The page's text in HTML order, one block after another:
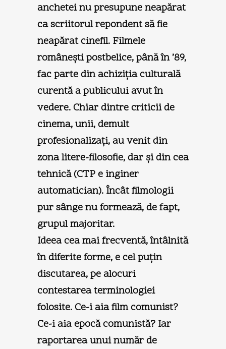
anchetei nu presupune neapărat
ca scriitorul repondent să fie
neapărat cinefil. Filmele
româneşti postbelice, până în ’89,
fac parte din achiziția culturală
curentă a publicului avut în
vedere. Chiar dintre criticii de
cinema, unii, demult
profesionalizați, au venit din
zona litere-filosofie, dar şi din cea
tehnică (CTP e inginer
automatician). Încât filmologii
pur sânge nu formează, de fapt,
grupul majoritar.
Ideea cea mai frecventă, întâlnită
în diferite forme, e cel puțin
discutarea, pe alocuri
contestarea terminologiei
folosite. Ce-i aia film comunist?
Ce-i aia epocă comunistă? Iar
raportarea unui număr de